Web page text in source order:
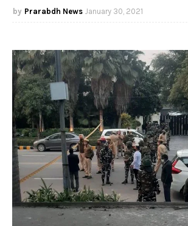
Prarabdh News January 30, 2021